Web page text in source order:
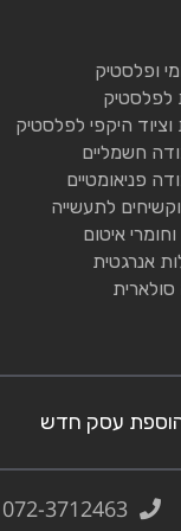
ופלסטיק
לפלסטיק
וציוד היקפי לפלסטיק
חשמליים
פניאומטיים
לתעשייה
איטום
אנרגטית
סולארית
עסק חדש
072-3712463